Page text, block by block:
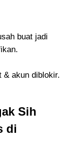
buat jadi
& akun diblokir.
Sih
di